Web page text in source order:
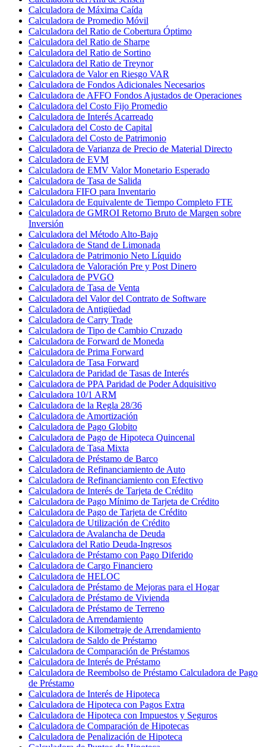
Calculadora de Máxima Caída
Calculadora de Promedio Móvil
Calculadora del Ratio de Cobertura Óptimo
Calculadora del Ratio de Sharpe
Calculadora del Ratio de Sortino
Calculadora del Ratio de Treynor
Calculadora de Valor en Riesgo VAR
Calculadora de Fondos Adicionales Necesarios
Calculadora de AFFO Fondos Ajustados de Operaciones
Calculadora del Costo Fijo Promedio
Calculadora de Interés Acarreado
Calculadora del Costo de Capital
Calculadora del Costo de Patrimonio
Calculadora de Varianza de Precio de Material Directo
Calculadora de EVM
Calculadora de EMV Valor Monetario Esperado
Calculadora de Tasa de Salida
Calculadora FIFO para Inventario
Calculadora de Equivalente de Tiempo Completo FTE
Calculadora de GMROI Retorno Bruto de Margen sobre
Inversión
Calculadora del Método Alto-Bajo
Calculadora de Stand de Limonada
Calculadora de Patrimonio Neto Líquido
Calculadora de Valoración Pre y Post Dinero
Calculadora de PVGO
Calculadora de Tasa de Venta
Calculadora del Valor del Contrato de Software
Calculadora de Antigüedad
Calculadora de Carry Trade
Calculadora de Tipo de Cambio Cruzado
Calculadora de Forward de Moneda
Calculadora de Prima Forward
Calculadora de Tasa Forward
Calculadora de Paridad de Tasas de Interés
Calculadora de PPA Paridad de Poder Adquisitivo
Calculadora 10/1 ARM
Calculadora de la Regla 28/36
Calculadora de Amortización
Calculadora de Pago Globito
Calculadora de Pago de Hipoteca Quincenal
Calculadora de Tasa Mixta
Calculadora de Préstamo de Barco
Calculadora de Refinanciamiento de Auto
Calculadora de Refinanciamiento con Efectivo
Calculadora de Interés de Tarjeta de Crédito
Calculadora de Pago Mínimo de Tarjeta de Crédito
Calculadora de Pago de Tarjeta de Crédito
Calculadora de Utilización de Crédito
Calculadora de Avalancha de Deuda
Calculadora del Ratio Deuda-Ingresos
Calculadora de Préstamo con Pago Diferido
Calculadora de Cargo Financiero
Calculadora de HELOC
Calculadora de Préstamo de Mejoras para el Hogar
Calculadora de Préstamo de Vivienda
Calculadora de Préstamo de Terreno
Calculadora de Arrendamiento
Calculadora de Kilometraje de Arrendamiento
Calculadora de Saldo de Préstamo
Calculadora de Comparación de Préstamos
Calculadora de Interés de Préstamo
Calculadora de Reembolso de Préstamo Calculadora de Pago
de Préstamo
Calculadora de Interés de Hipoteca
Calculadora de Hipoteca con Pagos Extra
Calculadora de Hipoteca con Impuestos y Seguros
Calculadora de Comparación de Hipotecas
Calculadora de Penalización de Hipoteca